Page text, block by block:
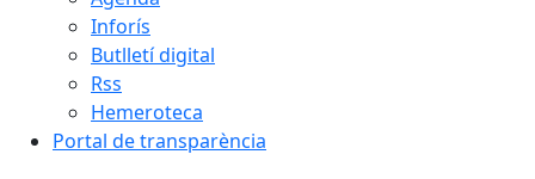
Inforís
Butlletí digital
Rss
Hemeroteca
Portal de transparència